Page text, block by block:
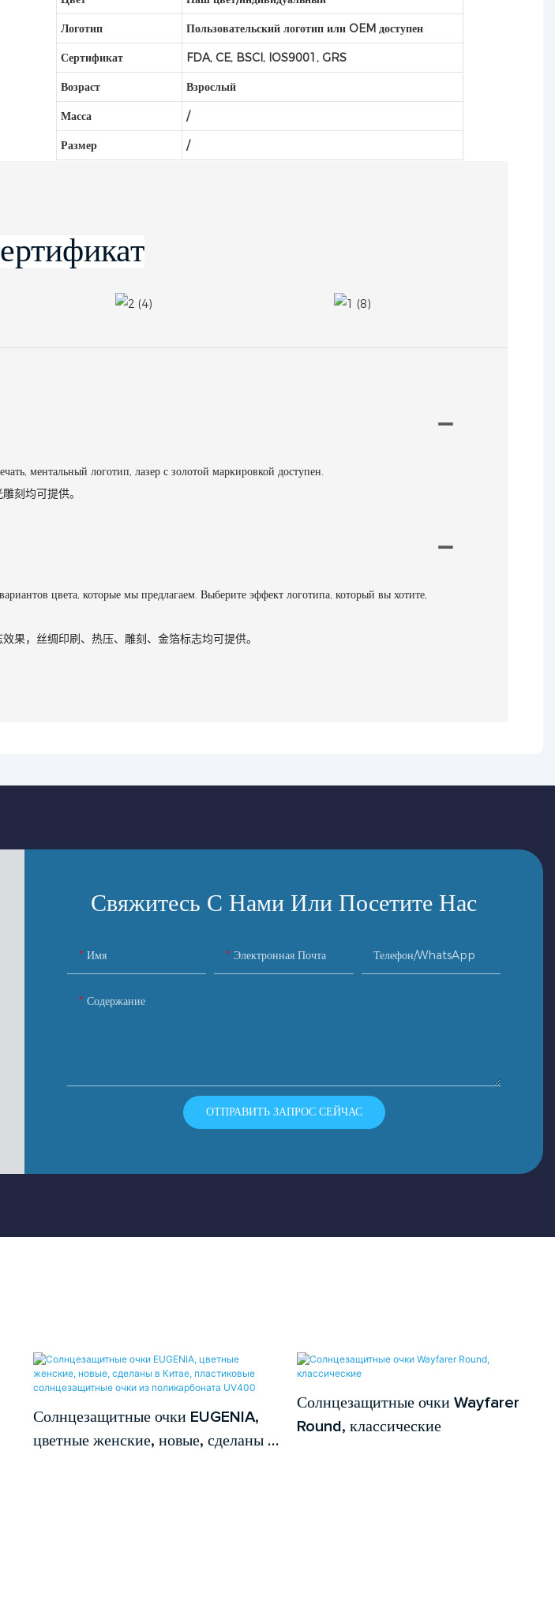
Логотип Пользовательский логотип или OEM доступен
Сертификат FDA, CE, BSCI, IOS9001, GRS
Возраст Взрослый
Масса /
Размер /
ментальный логотип, лазер с золотой маркировкой доступен.
刻均可提供。
цвета, которые мы предлагаем. Выберите эффект логотипа, который вы хотите,
果，丝绸印刷、热压、雕刻、金箔标志均可提供。
Свяжитесь С Нами Или Посетите Нас
Имя Электронная Почта Телефон/WhatsApp
Содержание
ОТПРАВИТЬ ЗАПРОС СЕЙЧАС
Солнцезащитные очки EUGENIA,
цветные женские, новые, сделаны в
Солнцезащитные очки Wayfarer
Round, классические